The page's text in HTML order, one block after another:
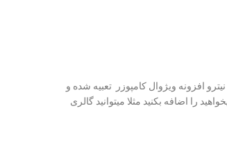
نیترو افزونه ویژوال کامپوزر تعبیه شده و
را اضافه بکنید مثلا میتوانید گالری